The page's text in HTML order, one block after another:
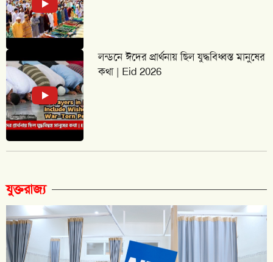
লন্ডনে ঈদের প্রার্থনায় ছিল যুদ্ধবিধ্বস্ত মানুষের
কথা | Eid 2026
যুক্তরাজ্য